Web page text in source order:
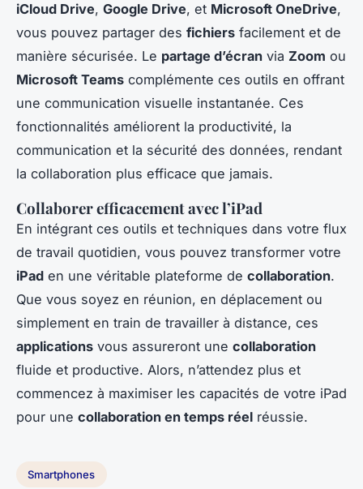
iCloud Drive, Google Drive, et Microsoft OneDrive,
vous pouvez partager des fichiers facilement et de
manière sécurisée. Le partage d’écran via Zoom ou
Microsoft Teams complémente ces outils en offrant
une communication visuelle instantanée. Ces
fonctionnalités améliorent la productivité, la
communication et la sécurité des données, rendant
la collaboration plus efficace que jamais.
Collaborer efficacement avec l’iPad
En intégrant ces outils et techniques dans votre flux
de travail quotidien, vous pouvez transformer votre
iPad en une véritable plateforme de collaboration.
Que vous soyez en réunion, en déplacement ou
simplement en train de travailler à distance, ces
applications vous assureront une collaboration
fluide et productive. Alors, n’attendez plus et
commencez à maximiser les capacités de votre iPad
pour une collaboration en temps réel réussie.
Smartphones